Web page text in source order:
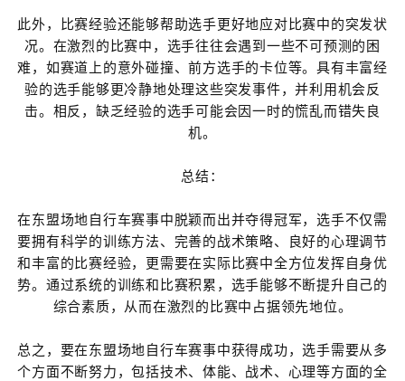
此外，比赛经验还能够帮助选手更好地应对比赛中的突发状
况。在激烈的比赛中，选手往往会遇到一些不可预测的困
难，如赛道上的意外碰撞、前方选手的卡位等。具有丰富经
验的选手能够更冷静地处理这些突发事件，并利用机会反
击。相反，缺乏经验的选手可能会因一时的慌乱而错失良
机。
总结：
在东盟场地自行车赛事中脱颖而出并夺得冠军，选手不仅需
要拥有科学的训练方法、完善的战术策略、良好的心理调节
和丰富的比赛经验，更需要在实际比赛中全方位发挥自身优
势。通过系统的训练和比赛积累，选手能够不断提升自己的
综合素质，从而在激烈的比赛中占据领先地位。
总之，要在东盟场地自行车赛事中获得成功，选手需要从多
个方面不断努力，包括技术、体能、战术、心理等方面的全